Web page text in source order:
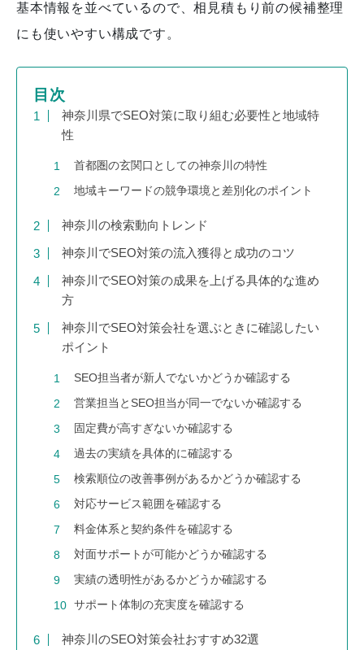
基本情報を並べているので、相見積もり前の候補整理
にも使いやすい構成です。
目次
神奈川県でSEO対策に取り組む必要性と地域特
性
首都圏の玄関口としての神奈川の特性
地域キーワードの競争環境と差別化のポイント
神奈川の検索動向トレンド
神奈川でSEO対策の流入獲得と成功のコツ
神奈川でSEO対策の成果を上げる具体的な進め
方
神奈川でSEO対策会社を選ぶときに確認したい
ポイント
SEO担当者が新人でないかどうか確認する
営業担当とSEO担当が同一でないか確認する
固定費が高すぎないか確認する
過去の実績を具体的に確認する
検索順位の改善事例があるかどうか確認する
対応サービス範囲を確認する
料金体系と契約条件を確認する
対面サポートが可能かどうか確認する
実績の透明性があるかどうか確認する
サポート体制の充実度を確認する
神奈川のSEO対策会社おすすめ32選